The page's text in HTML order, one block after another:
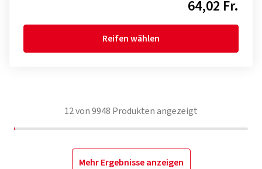
64,02 Fr.
Reifen wählen
12von9948 Produkten angezeigt
Mehr Ergebnisse anzeigen